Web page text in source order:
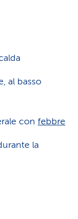
al basso
con febbre
la